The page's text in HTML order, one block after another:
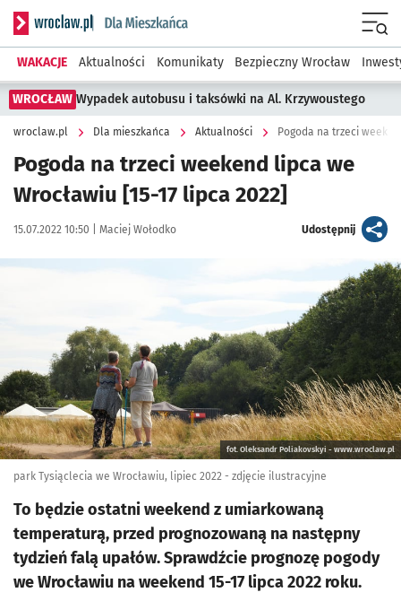
Serwis informacyjny wroclaw.pl podserwis: Dla mieszkańca
WAKACJE Aktualności Komunikaty Bezpieczny Wrocław
WROCŁAW Wypadek autobusu i taksówki na Al. Krzywoustego
wroclaw.pl Dla mieszkańca Aktualności Pogoda na trzeci
Pogoda na trzeci weekend lipca we
Wrocławiu [15-17 lipca 2022]
Data publikacji:
15.07.2022 10:50 | Autor:
Maciej Wołodko Udostępnijartykuł
Kliknij, aby powiększyć
fot. Oleksandr Poliakovskyi - www.wroclaw.pl
park Tysiąclecia we Wrocławiu, lipiec 2022 - zdjęcie ilustracyjne
To będzie ostatni weekend z umiarkowaną
temperaturą, przed prognozowaną na następny
tydzień falą upałów. Sprawdźcie prognozę pogody
we Wrocławiu na weekend 15-17 lipca 2022 roku.